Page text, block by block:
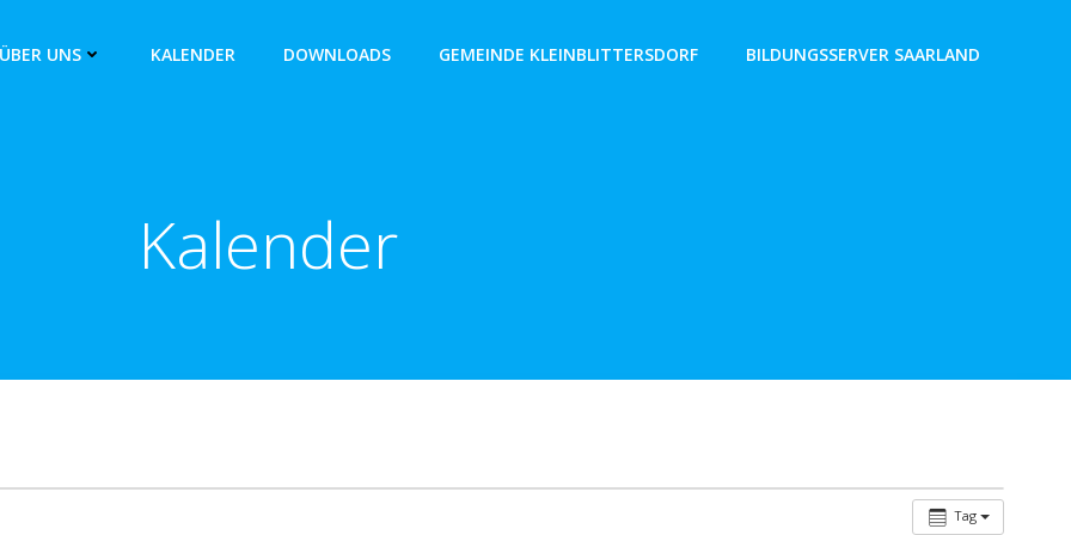
ÜBER UNS KALENDER DOWNLOADS GEMEINDE KLEINBLITTERSDORF BILDUNGSSERVER SAARLAND
Kalender
Tag